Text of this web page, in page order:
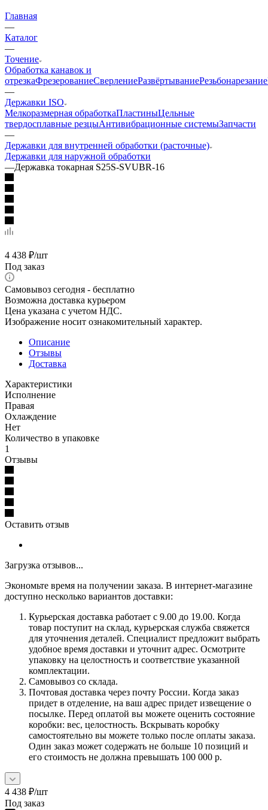
Главная
—
Каталог
—
Точение
Обработка канавок и
отрезкаФрезерованиеСверлениеРазвёртываниеРезьбонарезание
—
Державки ISO
Мелкоразмерная обработкаПластиныЦельные
твердосплавные резцыАнтивибрационные системыЗапчасти
—
Державки для внутренней обработки (расточные)
Державки для наружной обработки
—Державка токарная S25S-SVUBR-16
4 438 ₽/шт
Под заказ
Самовывоз сегодня - бесплатно
Возможна доставка курьером
Цена указана с учетом НДС.
Изображение носит ознакомительный характер.
Описание
Отзывы
Доставка
Характеристики
Исполнение
Правая
Охлаждение
Нет
Количество в упаковке
1
Отзывы
Оставить отзыв
Загрузка отзывов...
Экономьте время на получении заказа. В интернет-магазине
доступно несколько вариантов доставки:
Курьерская доставка работает с 9.00 до 19.00. Когда
товар поступит на склад, курьерская служба свяжется
для уточнения деталей. Специалист предложит выбрать
удобное время доставки и уточнит адрес. Осмотрите
упаковку на целостность и соответствие указанной
комплектации.
Самовывоз со склада.
Почтовая доставка через почту России. Когда заказ
придет в отделение, на ваш адрес придет извещение о
посылке. Перед оплатой вы можете оценить состояние
коробки: вес, целостность. Вскрывать коробку
самостоятельно вы можете только после оплаты заказа.
Один заказ может содержать не больше 10 позиций и
его стоимость не должна превышать 100 000 р.
4 438 ₽/шт
Под заказ